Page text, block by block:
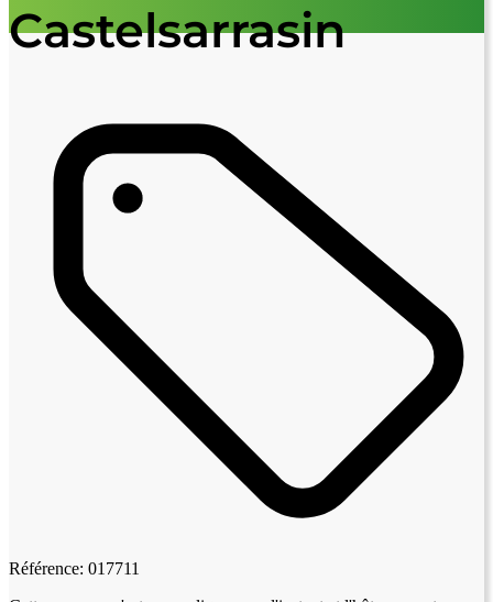
Castelsarrasin
Référence: 017711